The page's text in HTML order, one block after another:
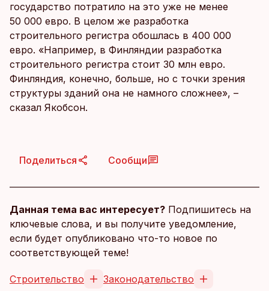
государство потратило на это уже не менее
50 000 евро. В целом же разработка
строительного регистра обошлась в 400 000
евро. «Например, в Финляндии разработка
строительного регистра стоит 30 млн евро.
Финляндия, конечно, больше, но с точки зрения
структуры зданий она не намного сложнее», –
сказал Якобсон.
Поделиться Сообщи
Данная тема вас интересует? Подпишитесь на
ключевые слова, и вы получите уведомление,
если будет опубликовано что-то новое по
соответствующей теме!
Строительство Законодательство